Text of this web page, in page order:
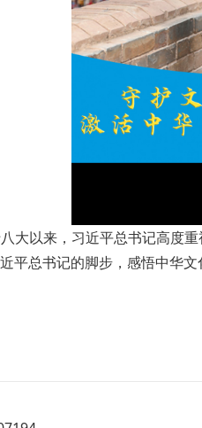
以来，习近平总书记高度
总书记的脚步，感悟中华文